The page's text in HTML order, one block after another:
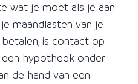
wat je moet als je aan
maandlasten van je
is contact op
hypotheek onder
de hand van een